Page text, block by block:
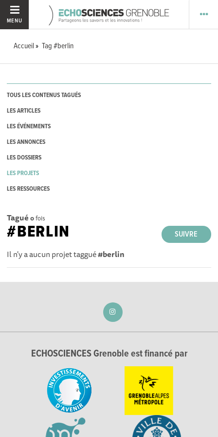
MENU
Accueil Tag #berlin
TOUS LES CONTENUS TAGUÉS
LES ARTICLES
LES ÉVÉNEMENTS
LES ANNONCES
LES DOSSIERS
LES PROJETS
LES RESSOURCES
Tagué 0fois
SUIVRE
#BERLIN
Il n'y a aucun projet taggué#berlin
ECHOSCIENCES Grenoble est financé par